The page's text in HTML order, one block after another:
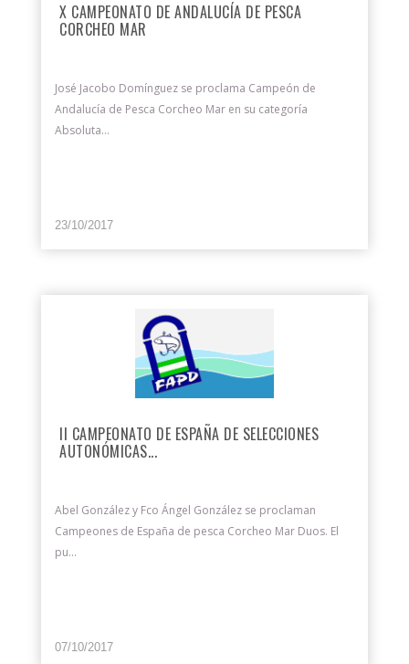
X CAMPEONATO DE ANDALUCÍA DE PESCA
CORCHEO MAR
José Jacobo Domínguez se proclama Campeón de
Andalucía de Pesca Corcheo Mar en su categoría
Absoluta...
23/10/2017
II CAMPEONATO DE ESPAÑA DE SELECCIONES
AUTONÓMICAS...
Abel González y Fco Ángel González se proclaman
Campeones de España de pesca Corcheo Mar Duos. El
pu...
07/10/2017